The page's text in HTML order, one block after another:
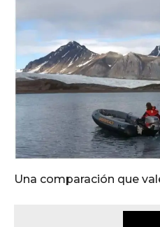
Una comparación que